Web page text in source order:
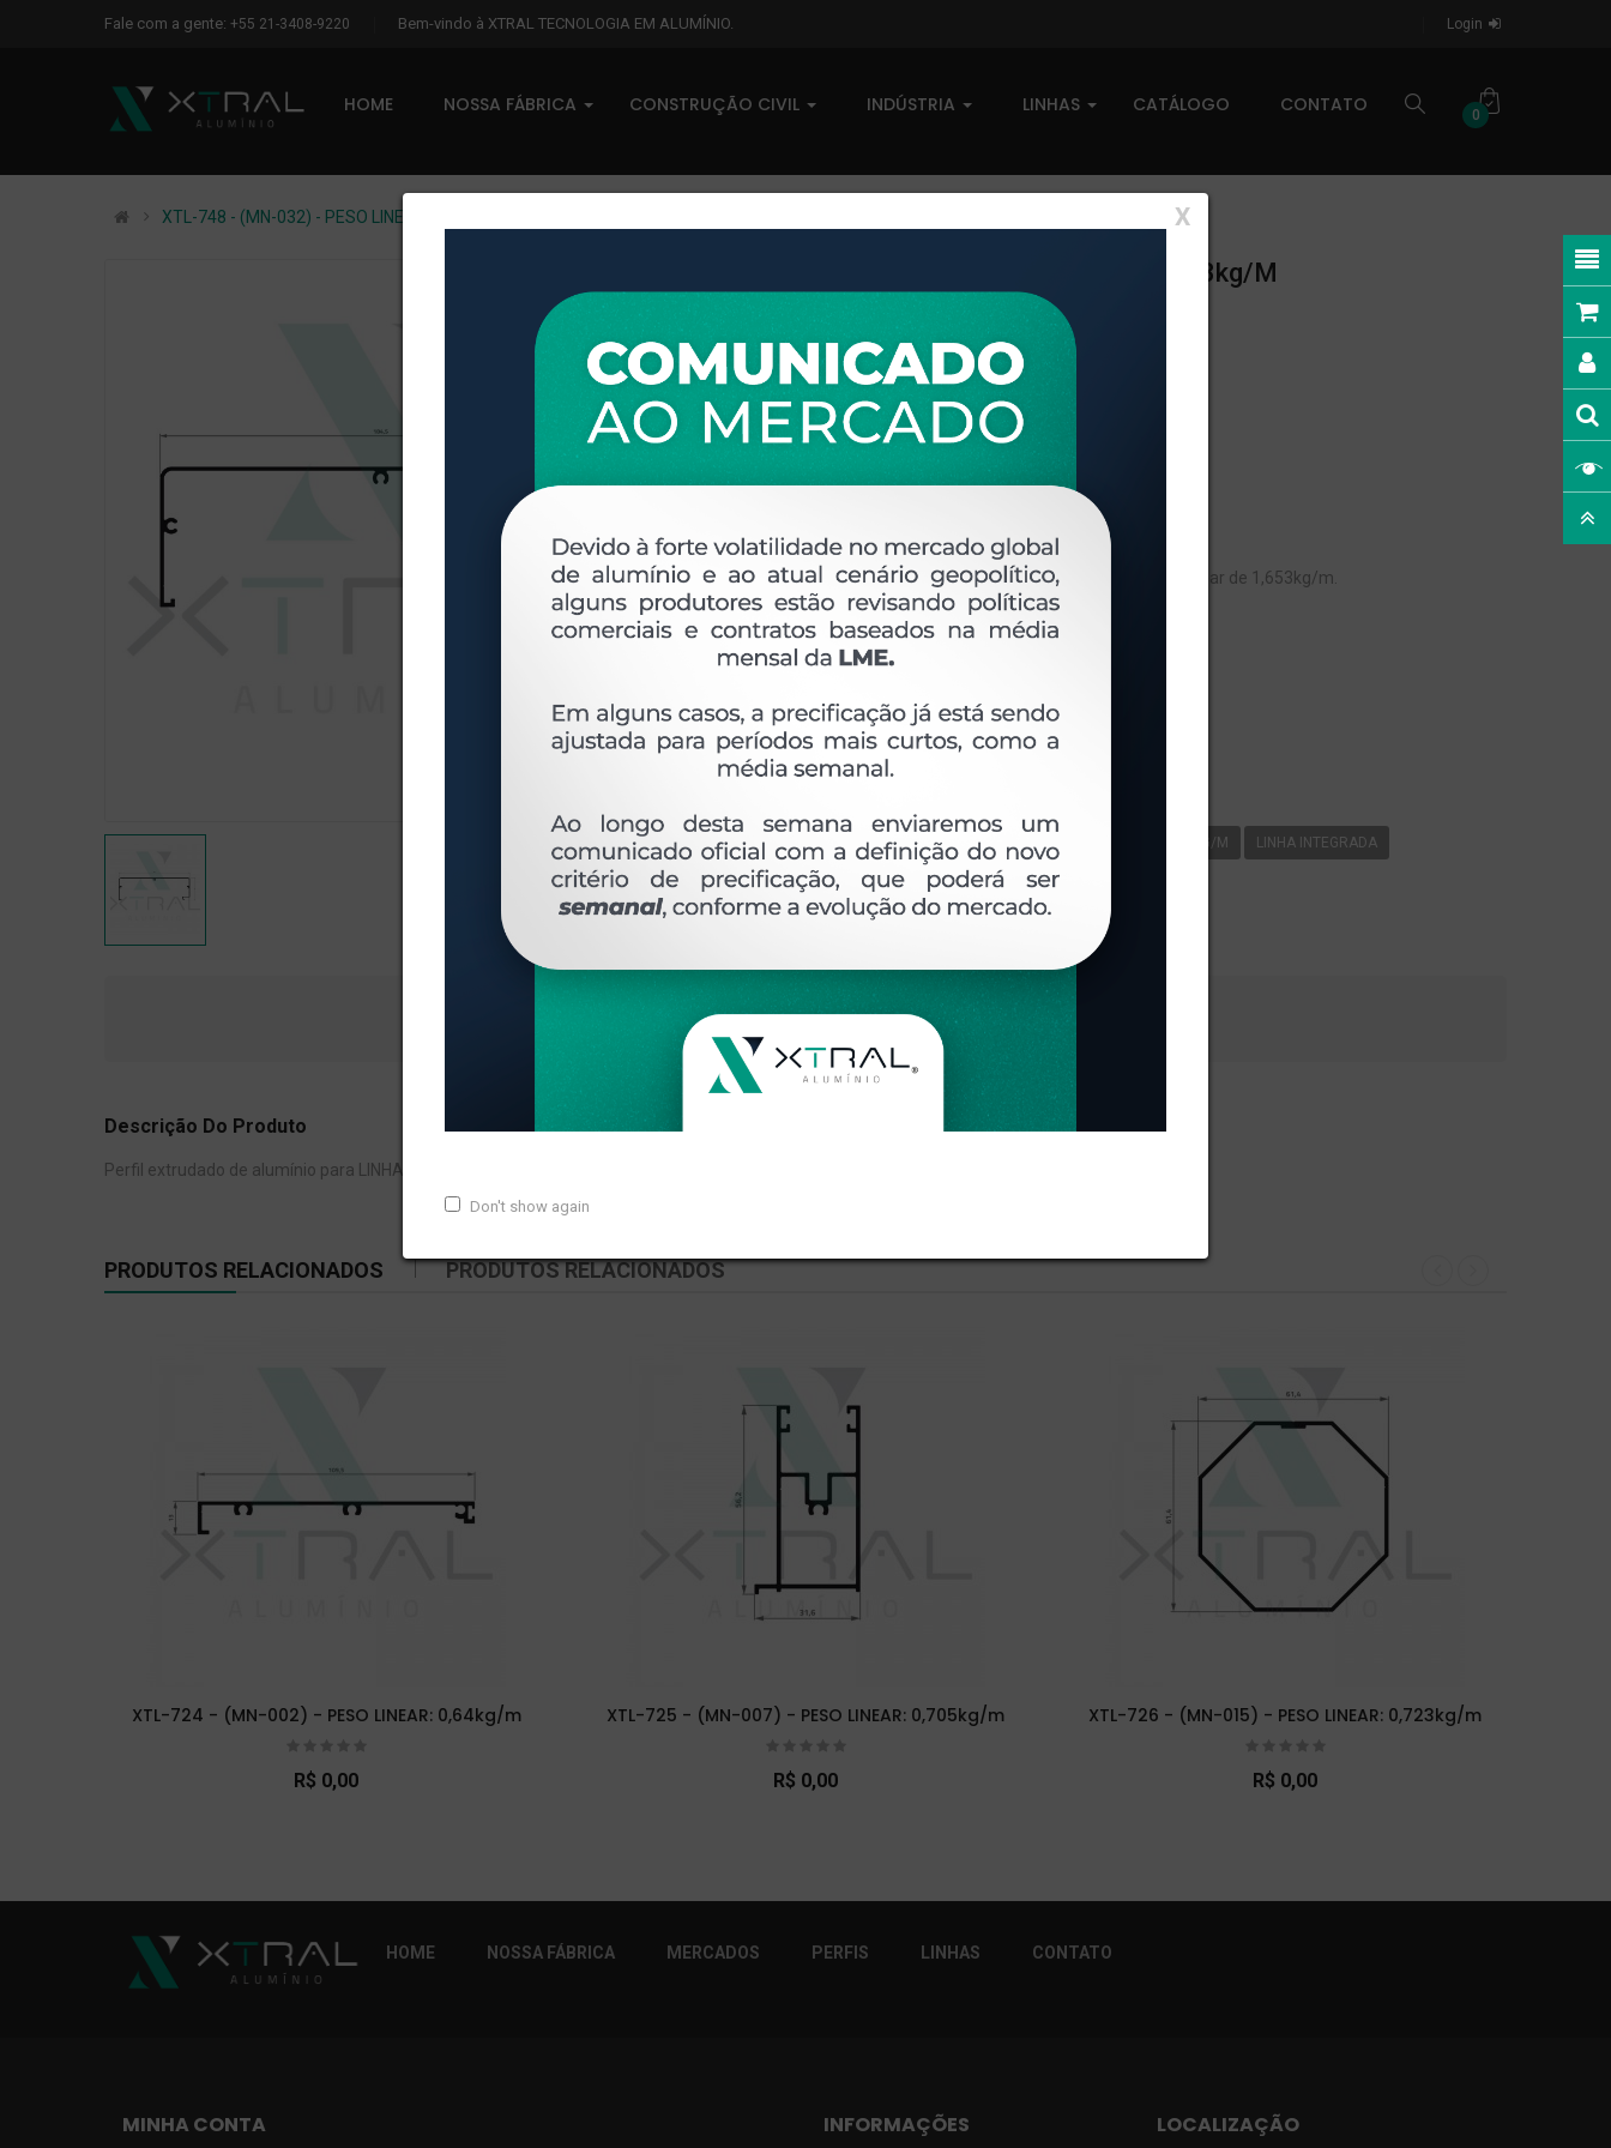
Fale com a gente: +55 21-3408-9220 Bem-vindo à XTRAL TECNOLOGIA EM ALUMÍNIO. Login
HOME NOSSA FÁBRICA CONSTRUÇÃO CIVIL INDÚSTRIA LINHAS CATÁLOGO CONTATO 0
X
Don't show again
XTL-748 - (MN-032) - PESO LINEAR: 1,653kg/m
XTL-748 - (MN-032) - PESO LINEAR: 1,653kg/m
0 comentários
Disponível sob consulta
Taxas R$ 0,00
Disponibilidade:
Em estoque
OVERVIEW
Perfil extrudado de alumínio para LINHA INTEGRADA, com peso linear de 1,653kg/m.
Ver perfis relacionados
Etiquetas: 748- PESO LINEAR - 1 653 KG/M MN-032 653KG/M LINHA INTEGRADA
DESCRIÇÃO COMENTÁRIOS (0)
Descrição Do Produto
Perfil extrudado de alumínio para LINHA INTEGRADA, com peso linear de 1,653kg/m.
PRODUTOS RELACIONADOS PRODUTOS RELACIONADOS
XTL-724 - (MN-002) - PESO LINEAR: 0,64kg/m
R$ 0,00
XTL-725 - (MN-007) - PESO LINEAR: 0,705kg/m
R$ 0,00
XTL-726 - (MN-015) - PESO LINEAR: 0,723kg/m
R$ 0,00
HOME NOSSA FÁBRICA MERCADOS PERFIS LINHAS CONTATO
MINHA CONTA INFORMAÇÕES LOCALIZAÇÃO